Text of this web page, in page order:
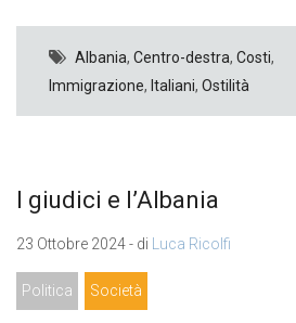
Albania, Centro-destra, Costi,
Immigrazione, Italiani, Ostilità
I giudici e l’Albania
23 Ottobre 2024 - di Luca Ricolfi
Politica Società